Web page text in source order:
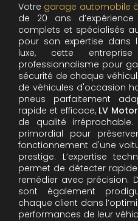
Votre garage automobile
de 20 ans
complets et spécialisés
pour son expertise dans
luxe, cette
professionnalisme pour
sécurité de chaque
de véhicules d'occasion
pneus parfaitement
rapide et efficace, LV
de qualité irréprochable.
primordial pour
fonctionnement d'une
prestige. L’expertise
permet de détecter
remédier avec précision.
sont également
chaque client dans
performances de leur